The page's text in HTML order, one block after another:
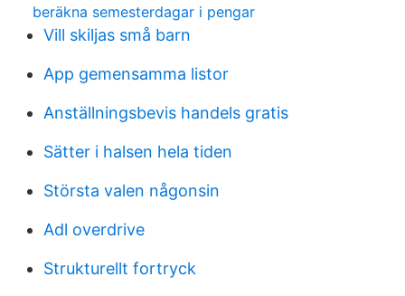
beräkna semesterdagar i pengar
Vill skiljas små barn
App gemensamma listor
Anställningsbevis handels gratis
Sätter i halsen hela tiden
Största valen någonsin
Adl overdrive
Strukturellt fortryck